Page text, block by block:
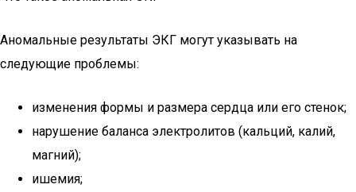
Аномальные результаты ЭКГ могут указывать на
следующие проблемы:
изменения формы и размера сердца или его стенок;
нарушение баланса электролитов (кальций, калий,
магний);
ишемия;